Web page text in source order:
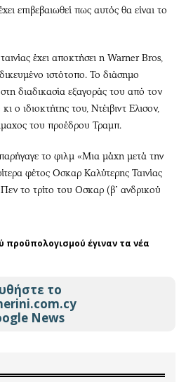
επιβεβαιωθεί πως αυτός θα είναι το
έχει αποκτήσει η Warner Bros,
ιστότοπο. Το διάσημο
διαδικασία εξαγοράς του από τον
ο ιδιοκτήτης του, Ντέιβιντ Ελισον,
του προέδρου Τραμπ.
το φιλμ «Μια μάχη μετά την
φέτος Οσκαρ Καλύτερης Ταινίας
το τρίτο του Οσκαρ (β΄ ανδρικού
προϋπολογισμού έγιναν τα νέα
το
News